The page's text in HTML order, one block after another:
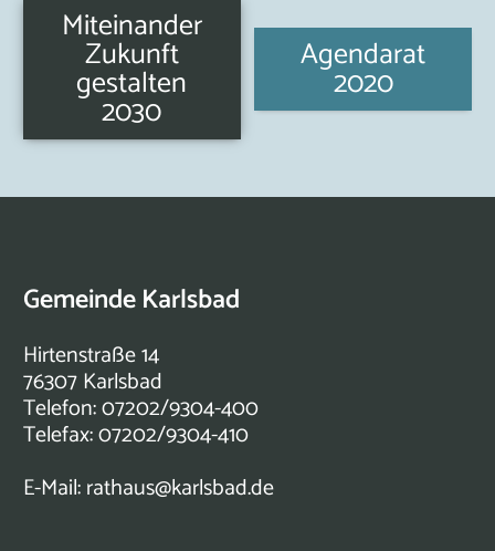
Miteinander
Zukunft
gestalten
2030
Agendarat
2020
Gemeinde Karlsbad
Hirtenstraße 14
76307 Karlsbad
Telefon: 07202/9304-400
Telefax: 07202/9304-410
E-Mail:rathaus@karlsbad.de